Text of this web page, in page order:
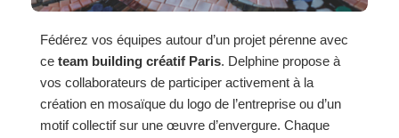
Fédérez vos équipes autour d’un projet pérenne avec
ce team building créatif Paris. Delphine propose à
vos collaborateurs de participer activement à la
création en mosaïque du logo de l’entreprise ou d’un
motif collectif sur une œuvre d’envergure. Chaque